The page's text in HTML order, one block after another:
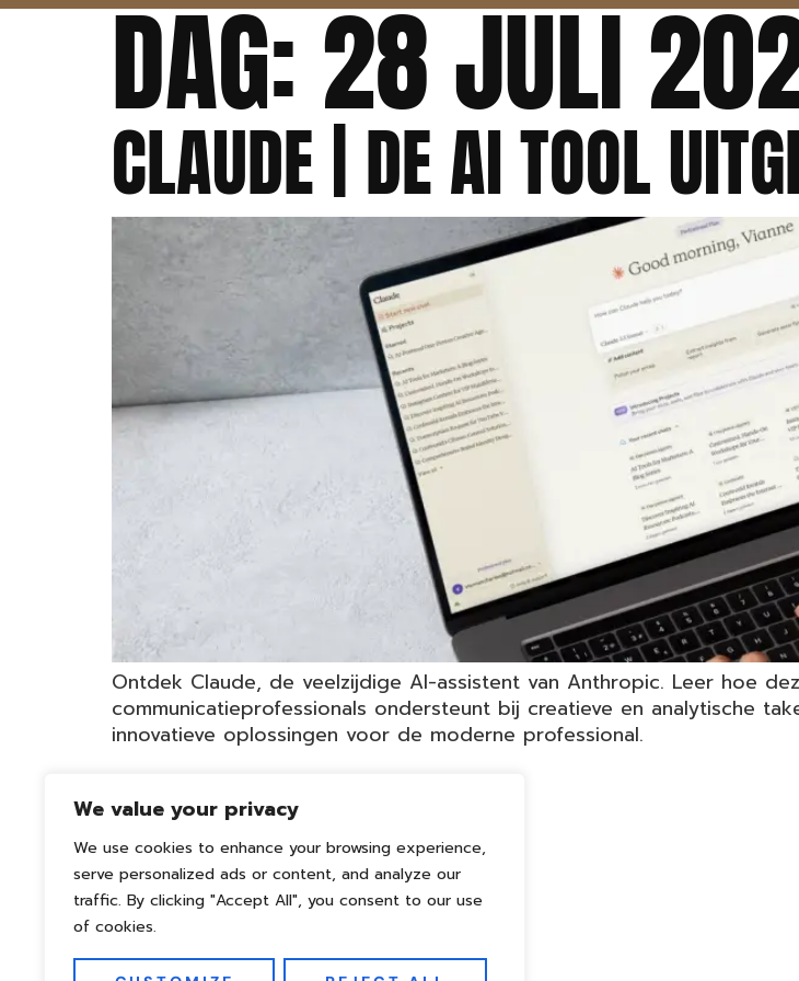
We value your privacy
We use cookies to enhance your browsing experience,
serve personalized ads or content, and analyze our
traffic. By clicking "Accept All", you consent to our use
of cookies.
DAG:28 JULI
CLAUDE | DE AI TOOL
Ontdek Claude, de veelzijdige AI-assistent van Anthropic. Leer hoe
communicatieprofessionals ondersteunt bij creatieve en analytische
innovatieve oplossingen voor de moderne professional.